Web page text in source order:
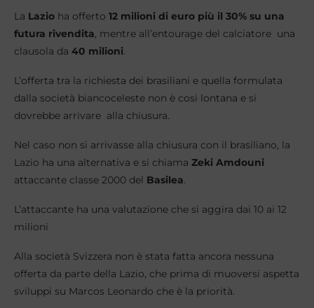
La Lazio ha offerto 12 milioni di euro più il 30% su una
futura rivendita, mentre all’entourage del calciatore una
clausola da 40 milioni.
L’offerta tra la richiesta dei brasiliani e quella formulata
dalla società biancoceleste non è cosi lontana e si
dovrebbe arrivare alla chiusura.
Nel caso non si arrivasse alla chiusura con il brasiliano, la
Lazio ha una alternativa e si chiama Zeki Amdouni
attaccante classe 2000 del Basilea.
L’attaccante ha una valutazione che si aggira dai 10 ai 12
milioni
Alla società Svizzera non è stata fatta ancora nessuna
offerta da parte della Lazio, che prima di muoversi aspetta
sviluppi su Marcos Leonardo che è la priorità.